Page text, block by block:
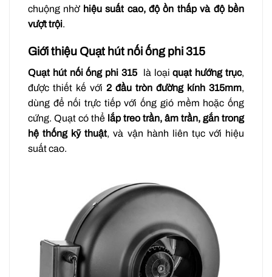
chuộng nhờ hiệu suất cao, độ ồn thấp và độ bền
vượt trội.
Giới thiệu Quạt hút nối ống phi 315
Quạt hút nối ống phi 315 là loạiquạt hướng trục,
được thiết kế với 2 đầu tròn đường kính 315mm,
dùng để nối trực tiếp với ống gió mềm hoặc ống
cứng. Quạt có thể lắp treo trần, âm trần, gắn trong
hệ thống kỹ thuật, và vận hành liên tục với hiệu
suất cao.